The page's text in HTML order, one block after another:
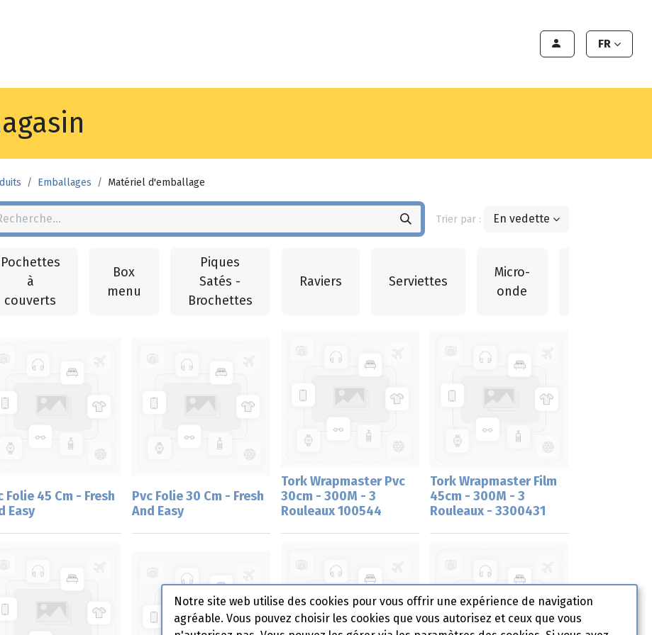
FR
Emballages Matériel d'emballage
Trier par : En vedette
Pochettes
à
couverts
Box
menu
Piques
Satés -
Brochettes
Raviers Serviettes
Micro-
onde
Folie 45 Cm - Fresh
Easy
Pvc Folie 30 Cm - Fresh
And Easy
Tork Wrapmaster Pvc
30cm - 300M - 3
Rouleaux 100544
Tork Wrapmaster Film
45cm - 300M - 3
Rouleaux - 3300431
Notre site web utilise des cookies pour vous offrir une expérience de navigation
agréable. Vous pouvez choisir les cookies que vous autorisez et ceux que vous